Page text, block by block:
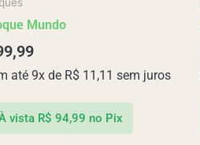
Mundo
até 9x de R$ 11,11 sem juros
vista R$ 94,99 no Pix